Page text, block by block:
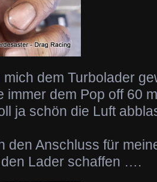
mich dem Turbolader
immer dem Pop off 60
ja schön die Luft
den Anschluss für
Lader schaffen ….